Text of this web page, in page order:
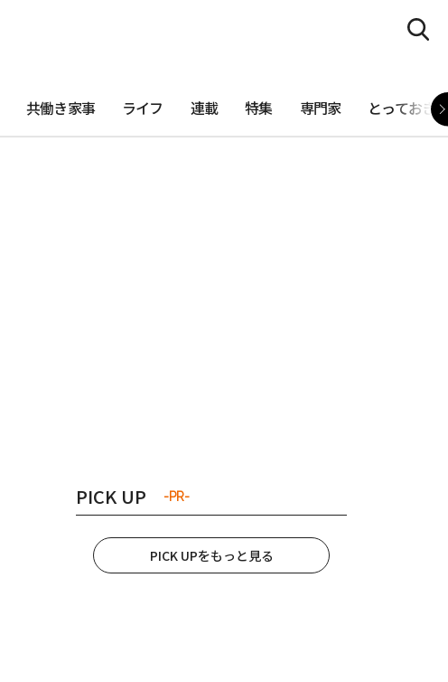
共働き家事 ライフ 連載 特集 専門家 とっておき
PICK UP -PR-
PICK UPをもっと見る